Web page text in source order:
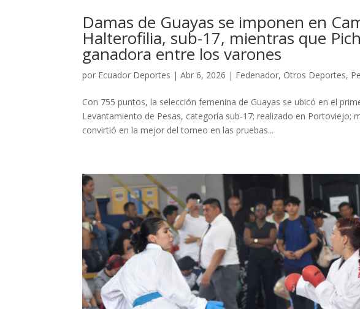
Damas de Guayas se imponen en
Halterofilia, sub-17, mientras que
ganadora entre los varones
por Ecuador Deportes |Abr 6, 2026 | Fedenador, Otros Deportes,
Con 755 puntos, la selección femenina de Guayas se ubicó en el
Levantamiento de Pesas, categoría sub-17; realizado en Portoviejo;
convirtió en la mejor del torneo en las pruebas...